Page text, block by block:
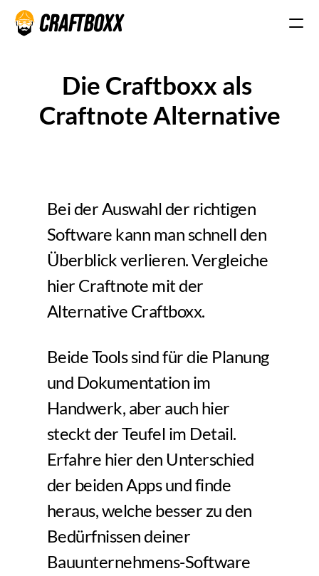
Die Craftboxx als
Craftnote Alternative
Bei der Auswahl der richtigen
Software kann man schnell den
Überblick verlieren. Vergleiche
hier Craftnote mit der
Alternative Craftboxx.
Beide Tools sind für die Planung
und Dokumentation im
Handwerk, aber auch hier
steckt der Teufel im Detail.
Erfahre hier den Unterschied
der beiden Apps und finde
heraus, welche besser zu den
Bedürfnissen deiner
Bauunternehmens-Software